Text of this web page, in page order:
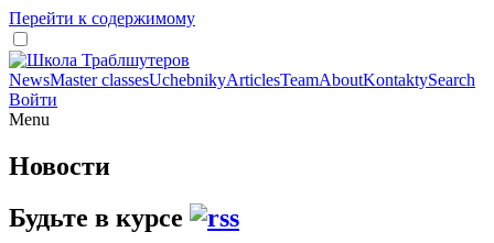
Перейти к содержимому
NewsMaster classesUchebnikyArticlesTeamAboutKontaktySearch
Войти
Menu
Новости
Будьте в курсе